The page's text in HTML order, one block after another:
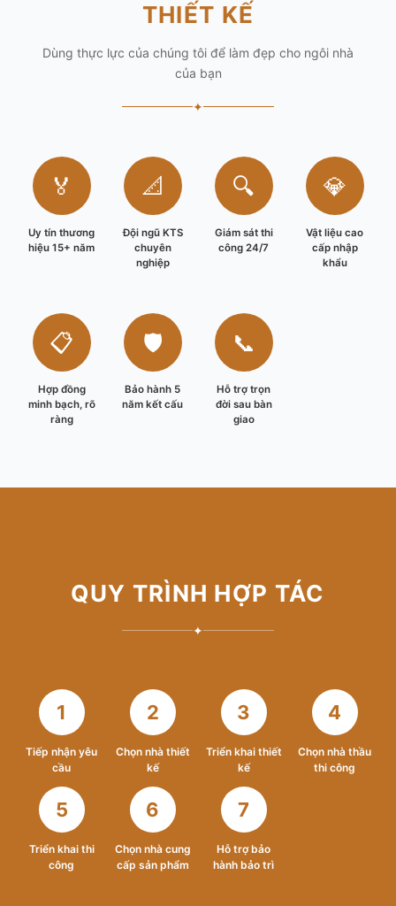
THIẾT KẾ
Dùng thực lực của chúng tôi để làm đẹp cho ngôi nhà
của bạn
✦
🏅
Uy tín thương
hiệu 15+ năm
📐
Đội ngũ KTS
chuyên
nghiệp
🔍
Giám sát thi
công 24/7
💎
Vật liệu cao
cấp nhập
khẩu
📋
Hợp đồng
minh bạch, rõ
ràng
🛡️
Bảo hành 5
năm kết cấu
📞
Hỗ trợ trọn
đời sau bàn
giao
QUY TRÌNH HỢP TÁC
✦
1
Tiếp nhận yêu
cầu
2
Chọn nhà thiết
kế
3
Triển khai thiết
kế
4
Chọn nhà thầu
thi công
5
Triển khai thi
công
6
Chọn nhà cung
cấp sản phẩm
7
Hỗ trợ bảo
hành bảo trì